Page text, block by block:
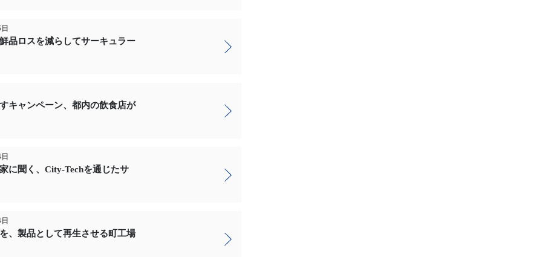
品ロスを減らしてサーキュラー
キャンペーン、都内の飲食店が
に聞く、City-Techを通じたサ
、製品として再生させる町工場